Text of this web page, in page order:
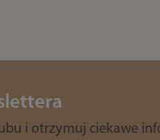
i otrzymuj ciekawe